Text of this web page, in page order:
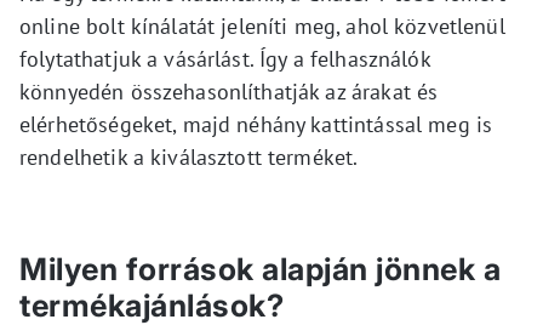
online bolt kínálatát jeleníti meg, ahol közvetlenül
folytathatjuk a vásárlást. Így a felhasználók
könnyedén összehasonlíthatják az árakat és
elérhetőségeket, majd néhány kattintással meg is
rendelhetik a kiválasztott terméket.
Milyen források alapján jönnek a
termékajánlások?